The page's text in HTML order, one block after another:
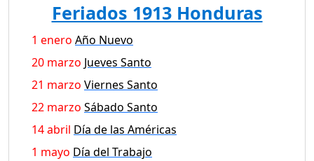
Feriados 1913 Honduras
1 enero Año Nuevo
20 marzo Jueves Santo
21 marzo Viernes Santo
22 marzo Sábado Santo
14 abril Día de las Américas
1 mayo Día del Trabajo